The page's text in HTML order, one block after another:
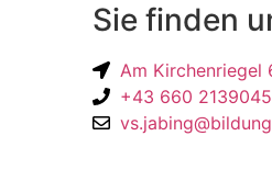
Sie finden
Am Kirchenriegel
+43 660 2139045